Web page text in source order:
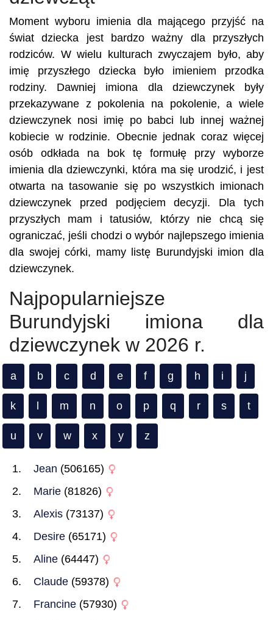
Moment wyboru imienia dla mającego przyjść na
świat dziecka jest bardzo ważny dla przyszłych
rodziców. W wielu kulturach zwyczajem było, aby
imię przyszłego dziecka było imieniem przodka
rodziny. Dawniej imiona dla dziewczynek były
przekazywane z pokolenia na pokolenie, a wiele
dziewczynek nosi imię po babci lub innej ważnej
kobiecie w rodzinie. Obecnie jednak coraz więcej
osób odkłada na bok tę formułę przy wyborze
imienia dla dziewczynki, która ma się urodzić, i jest
otwarta na tasowanie się po wszystkich imionach
dziewczynek przed podjęciem decyzji. Dla tych
przyszłych mam i tatusiów, którzy nie chcą się
ograniczać, jeśli chodzi o wybór najlepszego imienia
dla swojej córki, mamy listę Burundyjski imion dla
dziewczynek.
Najpopularniejsze
Burundyjski imiona dla
dziewczynek w 2026 r.
a b c d e f g h i j
k m n o p q r s t
u v w x y z
Jean (506165)
Marie (81826)
Alexis (73137)
Desire (65171)
Aline (64447)
Claude (59378)
Francine (57930)